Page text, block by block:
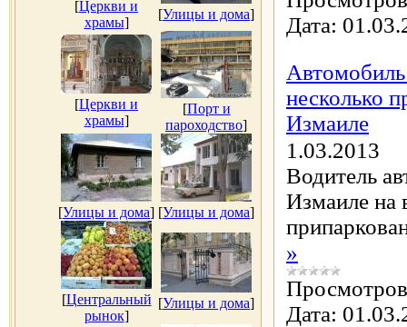
[Церкви и
храмы]
[Улицы и дома]
[Церкви и
храмы]
[Порт и
пароходство]
[Улицы и дома] [Улицы и дома]
[Центральный
рынок]
[Улицы и дома]
Дата:
несколько
Измаиле
1.03.2013
Водитель
Измаиле на
»
Дата: